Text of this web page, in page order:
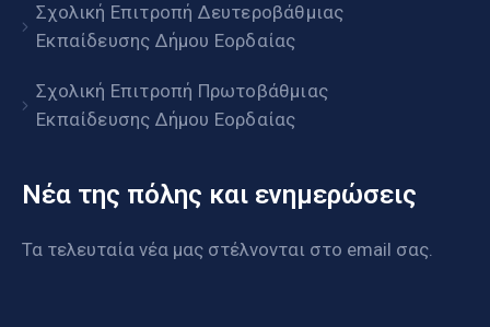
Σχολική Επιτροπή Δευτεροβάθμιας
Εκπαίδευσης Δήμου Εορδαίας
Σχολική Επιτροπή Πρωτοβάθμιας
Εκπαίδευσης Δήμου Εορδαίας
Νέα της πόλης και ενημερώσεις
Τα τελευταία νέα μας στέλνονται στο email σας.